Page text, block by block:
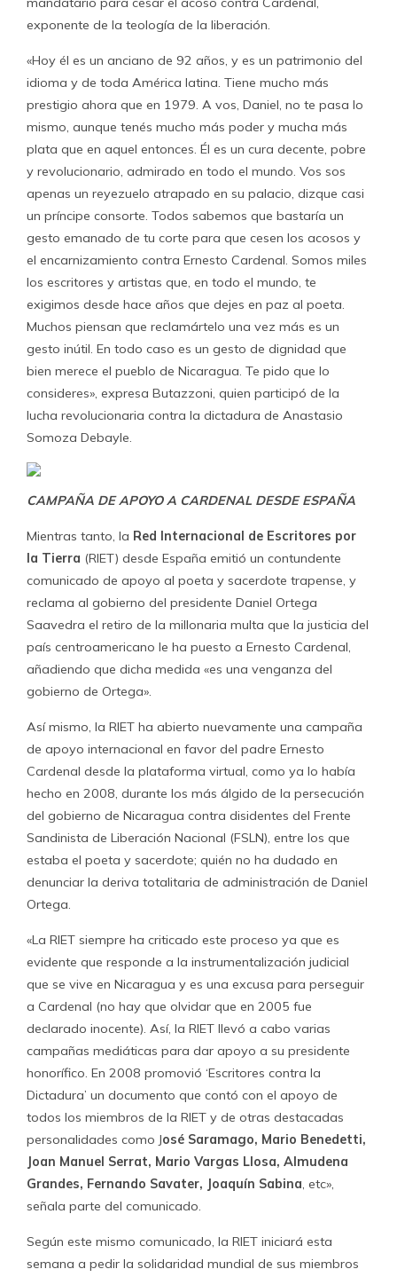
exponente de la teología de la liberación.
«Hoy él es un anciano de 92 años, y es un patrimonio del
idioma y de toda América latina. Tiene mucho más
prestigio ahora que en 1979. A vos, Daniel, no te pasa lo
mismo, aunque tenés mucho más poder y mucha más
plata que en aquel entonces. Él es un cura decente, pobre
y revolucionario, admirado en todo el mundo. Vos sos
apenas un reyezuelo atrapado en su palacio, dizque casi
un príncipe consorte. Todos sabemos que bastaría un
gesto emanado de tu corte para que cesen los acosos y
el encarnizamiento contra Ernesto Cardenal. Somos miles
los escritores y artistas que, en todo el mundo, te
exigimos desde hace años que dejes en paz al poeta.
Muchos piensan que reclamártelo una vez más es un
gesto inútil. En todo caso es un gesto de dignidad que
bien merece el pueblo de Nicaragua. Te pido que lo
consideres», expresa Butazzoni, quien participó de la
lucha revolucionaria contra la dictadura de Anastasio
Somoza Debayle.
CAMPAÑA DE APOYO A CARDENAL DESDE ESPAÑA
Mientras tanto, la Red Internacional de Escritores por
la Tierra (RIET) desde España emitió un contundente
comunicado de apoyo al poeta y sacerdote trapense, y
reclama al gobierno del presidente Daniel Ortega
Saavedra el retiro de la millonaria multa que la justicia del
país centroamericano le ha puesto a Ernesto Cardenal,
añadiendo que dicha medida «es una venganza del
gobierno de Ortega».
Así mismo, la RIET ha abierto nuevamente una campaña
de apoyo internacional en favor del padre Ernesto
Cardenal desde la plataforma virtual, como ya lo había
hecho en 2008, durante los más álgido de la persecución
del gobierno de Nicaragua contra disidentes del Frente
Sandinista de Liberación Nacional (FSLN), entre los que
estaba el poeta y sacerdote; quién no ha dudado en
denunciar la deriva totalitaria de administración de Daniel
Ortega.
«La RIET siempre ha criticado este proceso ya que es
evidente que responde a la instrumentalización judicial
que se vive en Nicaragua y es una excusa para perseguir
a Cardenal (no hay que olvidar que en 2005 fue
declarado inocente). Así, la RIET llevó a cabo varias
campañas mediáticas para dar apoyo a su presidente
honorífico. En 2008 promovió ‘Escritores contra la
Dictadura’ un documento que contó con el apoyo de
todos los miembros de la RIET y de otras destacadas
personalidades como José Saramago, Mario Benedetti,
Joan Manuel Serrat, Mario Vargas Llosa, Almudena
Grandes, Fernando Savater, Joaquín Sabina, etc»,
señala parte del comunicado.
Según este mismo comunicado, la RIET iniciará esta
semana a pedir la solidaridad mundial de sus miembros